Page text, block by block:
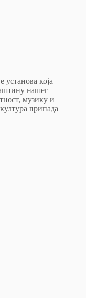
установа која
нашег
музику и
припада